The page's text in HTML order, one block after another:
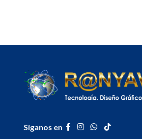
Síganos en